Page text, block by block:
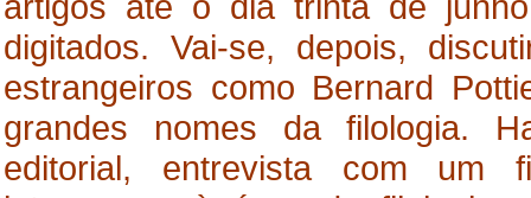
digitados. Vai-se, depois,
estrangeiros como Bernard
grandes nomes da filologia.
editorial, entrevista com um